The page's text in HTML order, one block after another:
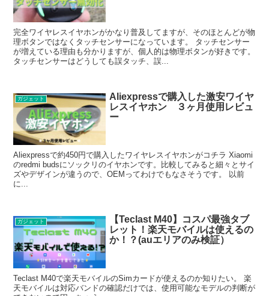
完全ワイヤレスイヤホンがかなり普及してますが、そのほとんどが物
理ボタンではなくタッチセンサーになっています。 タッチセンサー
が増えている理由も分かりますが、個人的は物理ボタンが好きです。
タッチセンサーはどうしても誤タッチ、誤...
ガジェット
Aliexpressで購入した激安ワイヤ
レスイヤホン ３ヶ月使用レビュ
ー
Aliexpressで約450円で購入したワイヤレスイヤホンがコチラ Xiaomi
のredmi budsにソックリのイヤホンです。比較してみると細々とサイ
ズやデザインが違うので、OEMってわけでもなさそうです。 以前
に...
ガジェット
【Teclast M40】コスパ最強タブ
レット！楽天モバイルは使えるの
か！？(auエリアのみ検証）
Teclast M40で楽天モバイルのSimカードが使えるのか知りたい。 楽
天モバイルは対応バンドの確認だけでは、使用可能なモデルの判断が